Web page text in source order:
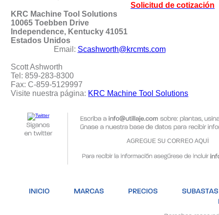
Solicitud de cotización
KRC Machine Tool Solutions
10065 Toebben Drive
Independence, Kentucky 41051
Estados Unidos
Email: Scashworth@krcmts.com
Scott Ashworth
Tel: 859-283-8300
Fax: C-859-5129997
Visite nuestra página: KRC Machine Tool Solutions